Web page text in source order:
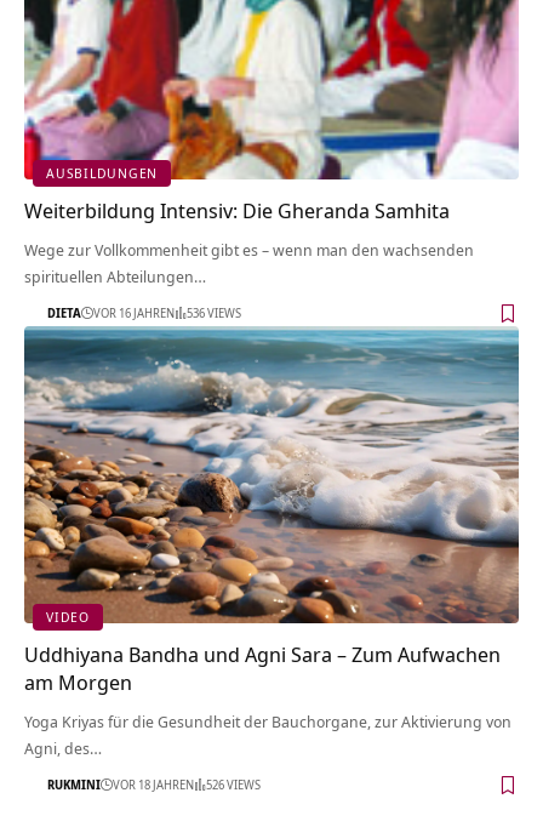
AUSBILDUNGEN
Weiterbildung Intensiv: Die Gheranda Samhita
Wege zur Vollkommenheit gibt es – wenn man den wachsenden
spirituellen Abteilungen…
DIETA VOR 16 JAHREN 536 VIEWS
VIDEO
Uddhiyana Bandha und Agni Sara – Zum Aufwachen
am Morgen
Yoga Kriyas für die Gesundheit der Bauchorgane, zur Aktivierung von
Agni, des…
RUKMINI VOR 18 JAHREN 526 VIEWS